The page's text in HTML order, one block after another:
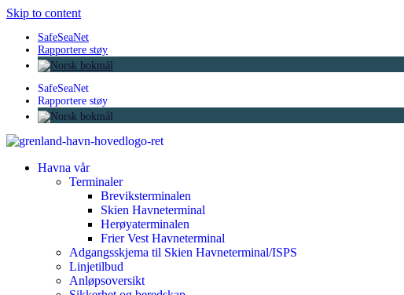
Skip to content
SafeSeaNet
Rapportere støy
SafeSeaNet
Rapportere støy
Havna vår
Terminaler
Breviksterminalen
Skien Havneterminal
Herøyaterminalen
Frier Vest Havneterminal
Adgangsskjema til Skien Havneterminal/ISPS
Linjetilbud
Anløpsoversikt